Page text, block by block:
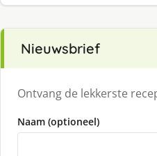
Nieuwsbrief
Ontvang de lekkerste
Naam (optioneel)